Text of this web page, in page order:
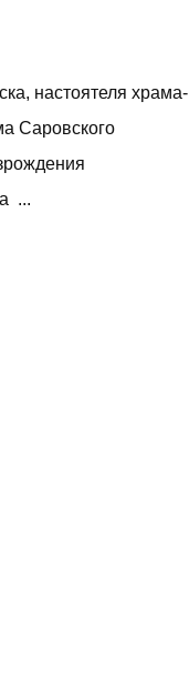
настоятеля храма-
Саровского
...